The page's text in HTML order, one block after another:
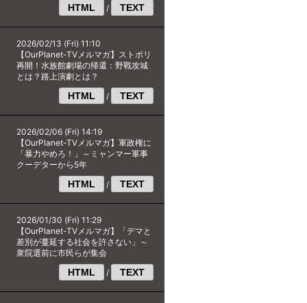
HTML / TEXT
2026/02/13 (Fri) 11:10
【OurPlanet-TVメルマガ】ストポリ
再開！水族館劇場の帰還：野戰攻城
とは？路上演劇とは？
HTML / TEXT
2026/02/06 (Fri) 14:19
【OurPlanet-TVメルマガ】軍政権に
「暴力やめろ！」～ミャンマー軍事
クーデターから5年
HTML / TEXT
2026/01/30 (Fri) 11:29
【OurPlanet-TVメルマガ】「デマと
差別が蔓延する社会を許さない」～
衆院選前に市民らが集会
HTML / TEXT